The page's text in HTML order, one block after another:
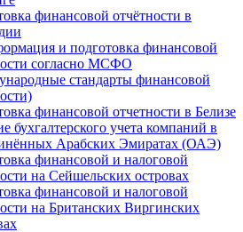
финансовой отчётности в
и подготовка финансовой
согласно МСФО
стандарты финансовой
финансовой отчетности в Белизе
бухгалтерского учета компаний в
Арабских Эмиратах (ОАЭ)
финансовой и налоговой
на Сейшельских островах
финансовой и налоговой
на Британских Виргинских